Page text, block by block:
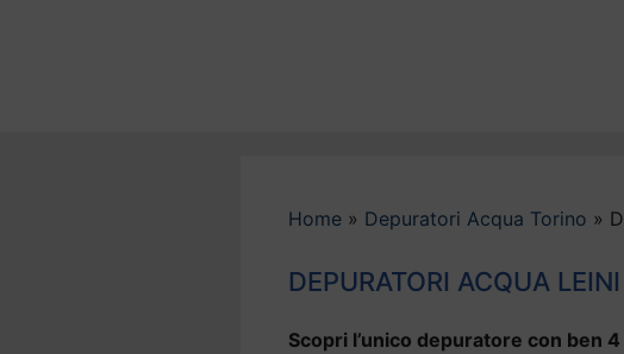
Home » Depuratori Acqua Torino »
DEPURATORI ACQUA LEINI
Scopri l’unico depuratore con ben